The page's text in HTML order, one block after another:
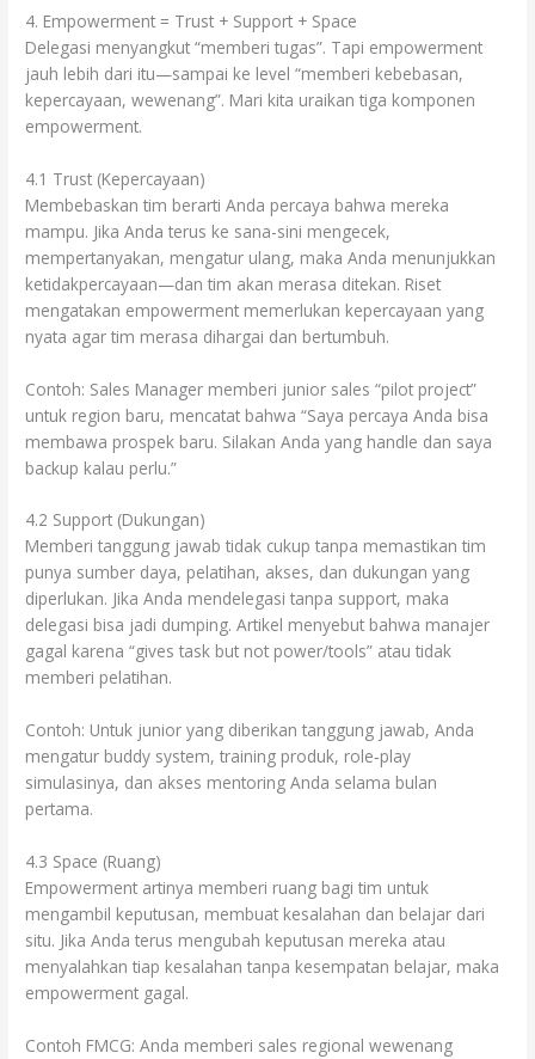
4. Empowerment = Trust + Support + Space
Delegasi menyangkut “memberi tugas”. Tapi empowerment
jauh lebih dari itu—sampai ke level “memberi kebebasan,
kepercayaan, wewenang”. Mari kita uraikan tiga komponen
empowerment.
4.1 Trust (Kepercayaan)
Membebaskan tim berarti Anda percaya bahwa mereka
mampu. Jika Anda terus ke sana-sini mengecek,
mempertanyakan, mengatur ulang, maka Anda menunjukkan
ketidakpercayaan—dan tim akan merasa ditekan. Riset
mengatakan empowerment memerlukan kepercayaan yang
nyata agar tim merasa dihargai dan bertumbuh.
Contoh: Sales Manager memberi junior sales “pilot project”
untuk region baru, mencatat bahwa “Saya percaya Anda bisa
membawa prospek baru. Silakan Anda yang handle dan saya
backup kalau perlu.”
4.2 Support (Dukungan)
Memberi tanggung jawab tidak cukup tanpa memastikan tim
punya sumber daya, pelatihan, akses, dan dukungan yang
diperlukan. Jika Anda mendelegasi tanpa support, maka
delegasi bisa jadi dumping. Artikel menyebut bahwa manajer
gagal karena “gives task but not power/tools” atau tidak
memberi pelatihan.
Contoh: Untuk junior yang diberikan tanggung jawab, Anda
mengatur buddy system, training produk, role‐play
simulasinya, dan akses mentoring Anda selama bulan
pertama.
4.3 Space (Ruang)
Empowerment artinya memberi ruang bagi tim untuk
mengambil keputusan, membuat kesalahan dan belajar dari
situ. Jika Anda terus mengubah keputusan mereka atau
menyalahkan tiap kesalahan tanpa kesempatan belajar, maka
empowerment gagal.
Contoh FMCG: Anda memberi sales regional wewenang